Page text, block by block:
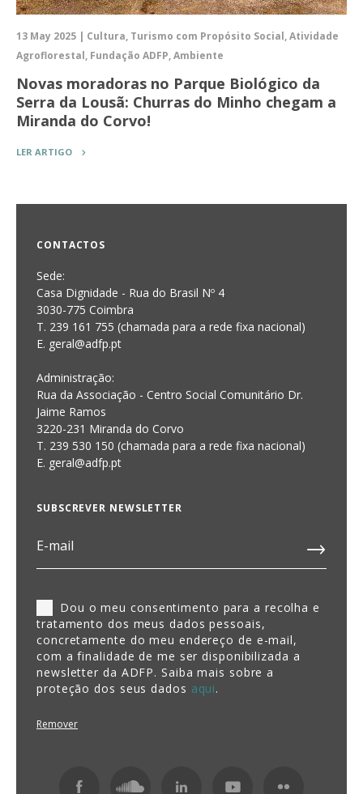
13 May 2025 | Cultura, Turismo com Propósito Social, Atividade
Agroflorestal, Fundação ADFP, Ambiente
Novas moradoras no Parque Biológico da
Serra da Lousã: Churras do Minho chegam a
Miranda do Corvo!
LER ARTIGO
CONTACTOS
Sede:
Casa Dignidade - Rua do Brasil Nº 4
3030-775 Coimbra
T. 239 161 755 (chamada para a rede fixa nacional)
E. geral@adfp.pt
Administração:
Rua da Associação - Centro Social Comunitário Dr.
Jaime Ramos
3220-231 Miranda do Corvo
T. 239 530 150 (chamada para a rede fixa nacional)
E. geral@adfp.pt
SUBSCREVER NEWSLETTER
Dou o meu consentimento para a recolha e
tratamento dos meus dados pessoais,
concretamente do meu endereço de e-mail,
com a finalidade de me ser disponibilizada a
newsletter da ADFP. Saiba mais sobre a
proteção dos seus dados aqui.
Remover